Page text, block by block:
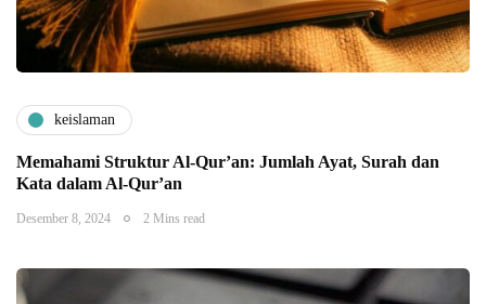
keislaman
Memahami Struktur Al-Qur’an: Jumlah Ayat, Surah dan
Kata dalam Al-Qur’an
Desember 8, 2024 2 Mins read